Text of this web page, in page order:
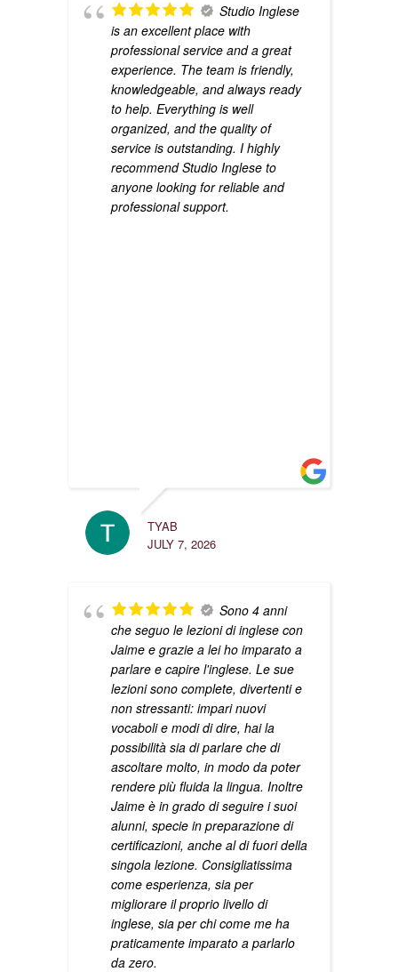
Studio Inglese
is an excellent place with
professional service and a great
experience. The team is friendly,
knowledgeable, and always ready
to help. Everything is well
organized, and the quality of
service is outstanding. I highly
recommend Studio Inglese to
anyone looking for reliable and
professional support.
TYAB
JULY 7, 2026
Sono 4 anni
che seguo le lezioni di inglese con
Jaime e grazie a lei ho imparato a
parlare e capire l'inglese. Le sue
lezioni sono complete, divertenti e
non stressanti: impari nuovi
vocaboli e modi di dire, hai la
possibilità sia di parlare che di
ascoltare molto, in modo da poter
rendere più fluida la lingua. Inoltre
Jaime è in grado di seguire i suoi
alunni, specie in preparazione di
certificazioni, anche al di fuori della
singola lezione. Consigliatissima
come esperienza, sia per
migliorare il proprio livello di
inglese, sia per chi come me ha
praticamente imparato a parlarlo
da zero.